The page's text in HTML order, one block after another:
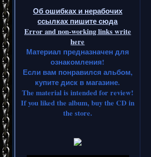
Об ошибках и нерабочих
ссылках пишите сюда
Error and non-working links write
here
Материал предназначен для
ознакомления!
Если вам понравился альбом,
купите диск в магазине.
The material is intended for review!
If you liked the album, buy the CD in
the store.